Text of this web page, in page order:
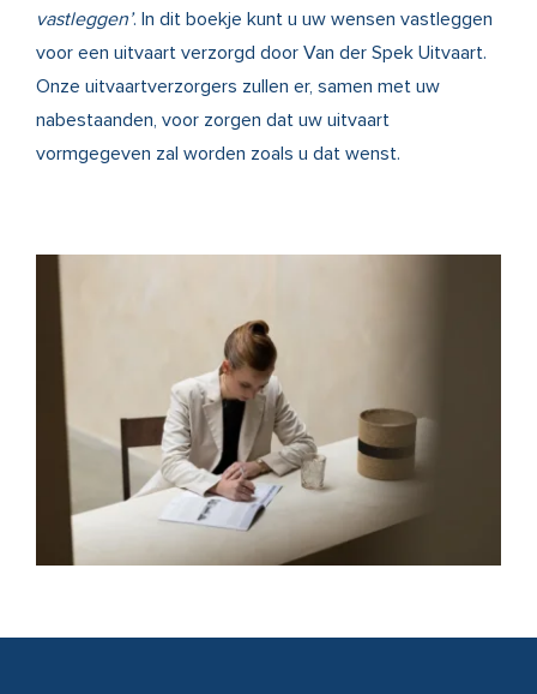
vastleggen’. In dit boekje kunt u uw wensen vastleggen
voor een uitvaart verzorgd door Van der Spek Uitvaart.
Onze uitvaartverzorgers zullen er, samen met uw
nabestaanden, voor zorgen dat uw uitvaart
vormgegeven zal worden zoals u dat wenst.